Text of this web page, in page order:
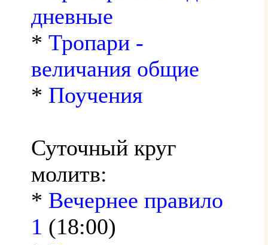
дневные
* Тропари -
величания общие
* Поучения
Суточный круг
молитв:
* Вечернее правило
1 (18:00)